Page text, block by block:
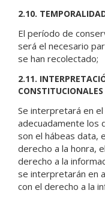
2.10.
El período de
será el necesario
se han recolectado;
2.11.
CONSTITUCIONALES
Se interpretará en
adecuadamente los
son el hábeas data,
derecho a la honra,
derecho a la
se interpretarán en
con el derecho a la